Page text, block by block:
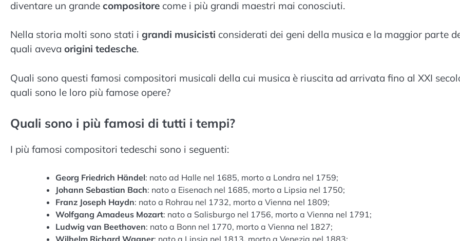
diventare un grande compositore come i più grandi maestri mai conosciuti.
Nella storia molti sono stati i grandi musicisti considerati dei geni della musica e la maggior parte
quali aveva origini tedesche.
Quali sono questi famosi compositori musicali della cui musica è riuscita ad arrivata fino al XXI
quali sono le loro più famose opere?
Quali sono i più famosi di tutti i tempi?
I più famosi compositori tedeschi sono i seguenti:
Georg Friedrich Händel: nato ad Halle nel 1685, morto a Londra nel 1759;
Johann Sebastian Bach: nato a Eisenach nel 1685, morto a Lipsia nel 1750;
Franz Joseph Haydn: nato a Rohrau nel 1732, morto a Vienna nel 1809;
Wolfgang Amadeus Mozart: nato a Salisburgo nel 1756, morto a Vienna nel 1791;
Ludwig van Beethoven: nato a Bonn nel 1770, morto a Vienna nel 1827;
Wilhelm Richard Wagner: nato a Lipsia nel 1813, morto a Venezia nel 1883;